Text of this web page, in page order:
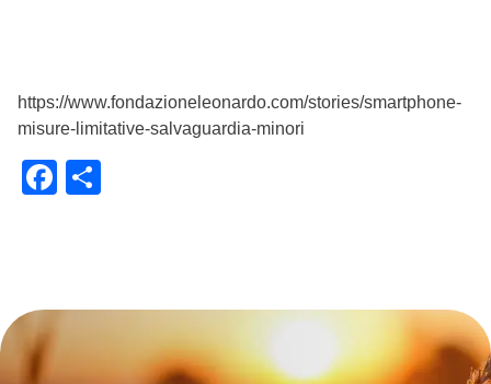
https://www.fondazioneleonardo.com/stories/smartphone-
misure-limitative-salvaguardia-minori
Facebook